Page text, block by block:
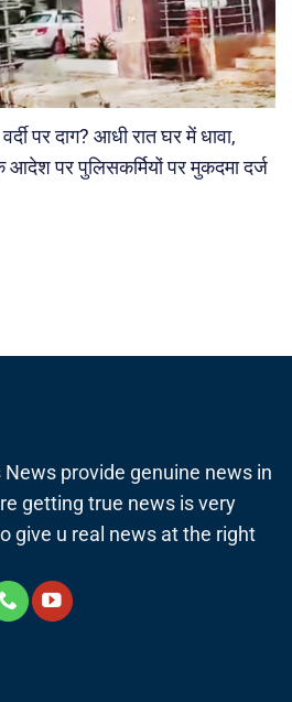
पर दाग? आधी रात घर में धावा,
पर पुलिसकर्मियों पर मुकदमा दर्ज
provide genuine news in
getting true news is very
give u real news at the right